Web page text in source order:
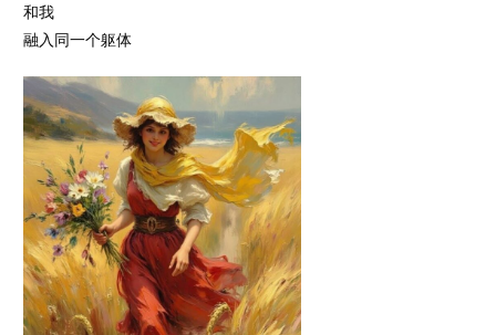
和我
融入同一个躯体